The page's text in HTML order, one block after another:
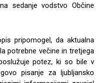
sedanje vodstvo Občine
pripomogel, da aktualna
potrebne večine in tretjega
potez, ki so bile v
pisanje za ljubljansko